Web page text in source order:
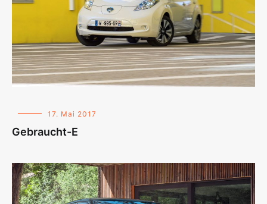
17. Mai 2017
Gebraucht-E